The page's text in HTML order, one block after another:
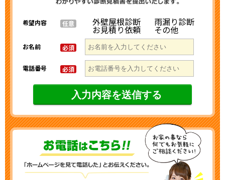
希望内容 任意 外壁屋根診断 雨漏り診断
お見積り依頼 その他
お名前 必須
電話番号 必須